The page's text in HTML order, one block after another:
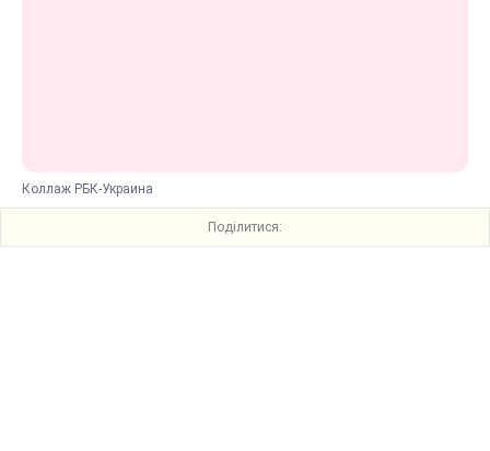
Коллаж РБК-Украина
Поділитися: